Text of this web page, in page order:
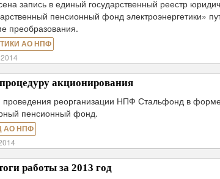
запись в единый государственный реестр
пенсионный фонд электроэнергетики»
преобразования.
АО НПФ
акционирования
реорганизации НПФ Стальфонд в
пенсионный фонд.
АО НПФ
работы за 2013 год